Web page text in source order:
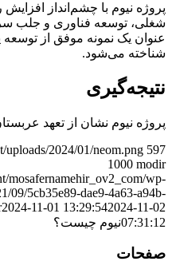
پروژه نیوم با چشم‌انداز
شغلی، توسعه فناوری و جلب
عنوان یک نمونه موفق از
شناخته می‌شود.
نتیجه‌گیری
پروژه نیوم نشان از تعهد
uploads/2024/01/neom.png 597
1000 modir
mosafernamehir_ov2_com/wp-
09/5cb35e89-dae9-4a63-a94b-
2024-11-01 13:29:542024-11-02
07:31:12نیوم چیست؟
صفحات